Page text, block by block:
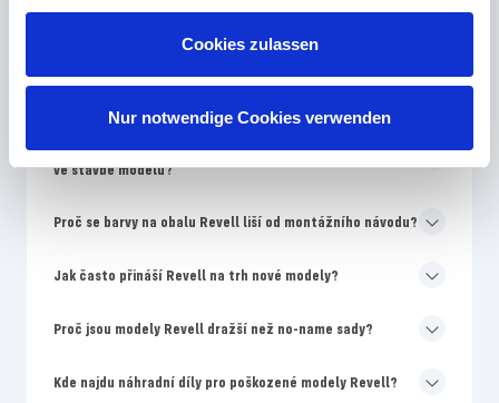
Cookies zulassen
Nur notwendige Cookies verwenden
ve stavbě modelů?
Proč se barvy na obalu Revell liší od montážního návodu?
Jak často přináší Revell na trh nové modely?
Proč jsou modely Revell dražší než no-name sady?
Kde najdu náhradní díly pro poškozené modely Revell?